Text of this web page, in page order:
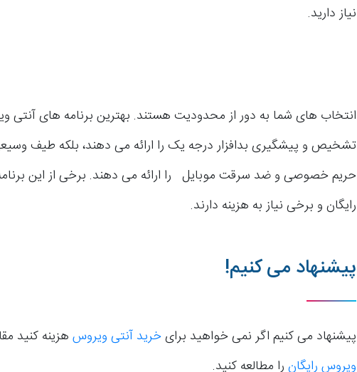
نیاز دارید.
انتخاب های شما به دور از محدودیت هستند. بهترین برنامه های آنتی
تشخیص و پیشگیری بدافزار درجه یک را ارائه می دهند، بلکه طیف
حریم خصوصی و ضد سرقت موبایل را ارائه می دهند. برخی از این
رایگان و برخی نیاز به هزینه دارند.
پیشنهاد می کنیم!
پیشنهاد می کنیم اگر نمی خواهید برایخرید آنتی ویروس هزینه کنید
ویروس رایگان را مطالعه کنید.